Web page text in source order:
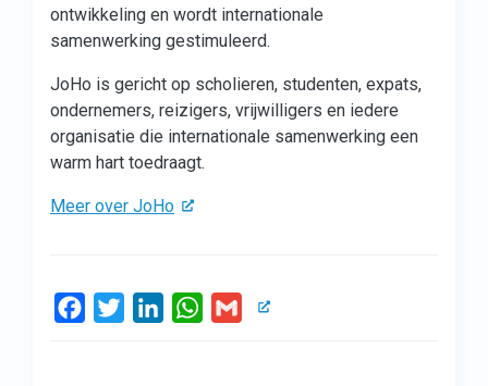
ontwikkeling en wordt internationale
samenwerking gestimuleerd.
JoHo is gericht op scholieren, studenten, expats,
ondernemers, reizigers, vrijwilligers en iedere
organisatie die internationale samenwerking een
warm hart toedraagt.
Meer over JoHo
FacebookTwitterLinkedInWhatsApp
Gmail